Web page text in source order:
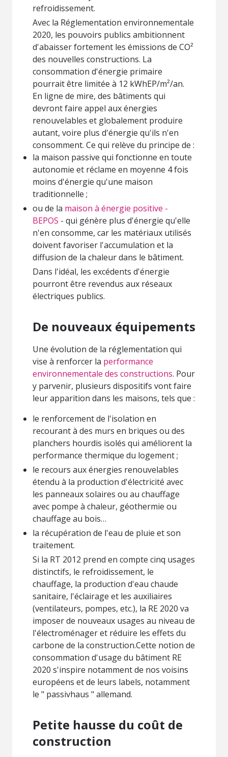
refroidissement.
Avec la Réglementation environnementale
2020, les pouvoirs publics ambitionnent
d'abaisser fortement les émissions de CO²
des nouvelles constructions. La
consommation d'énergie primaire
pourrait être limitée à 12 kWhEP/m²/an.
En ligne de mire, des bâtiments qui
devront faire appel aux énergies
renouvelables et globalement produire
autant, voire plus d'énergie qu'ils n'en
consomment. Ce qui relève du principe de :
la maison passive qui fonctionne en toute
autonomie et réclame en moyenne 4 fois
moins d'énergie qu'une maison
traditionnelle ;
ou de la maison à énergie positive -
BEPOS - qui génère plus d'énergie qu'elle
n'en consomme, car les matériaux utilisés
doivent favoriser l'accumulation et la
diffusion de la chaleur dans le bâtiment.
Dans l'idéal, les excédents d'énergie
pourront être revendus aux réseaux
électriques publics.
De nouveaux équipements
Une évolution de la réglementation qui
vise à renforcer la performance
environnementale des constructions. Pour
y parvenir, plusieurs dispositifs vont faire
leur apparition dans les maisons, tels que :
le renforcement de l'isolation en
recourant à des murs en briques ou des
planchers hourdis isolés qui améliorent la
performance thermique du logement ;
le recours aux énergies renouvelables
étendu à la production d'électricité avec
les panneaux solaires ou au chauffage
avec pompe à chaleur, géothermie ou
chauffage au bois…
la récupération de l'eau de pluie et son
traitement.
Si la RT 2012 prend en compte cinq usages
distinctifs, le refroidissement, le
chauffage, la production d'eau chaude
sanitaire, l'éclairage et les auxiliaires
(ventilateurs, pompes, etc.), la RE 2020 va
imposer de nouveaux usages au niveau de
l'électroménager et réduire les effets du
carbone de la construction.Cette notion de
consommation d'usage du bâtiment RE
2020 s'inspire notamment de nos voisins
européens et de leurs labels, notamment
le " passivhaus " allemand.
Petite hausse du coût de
construction